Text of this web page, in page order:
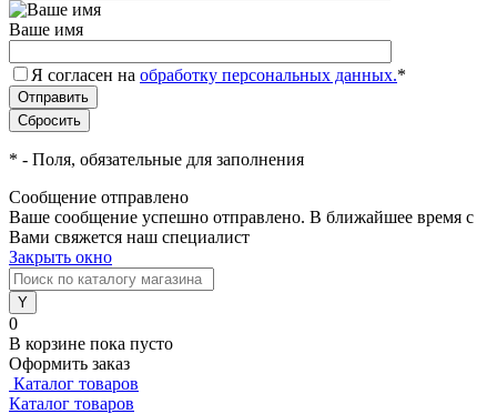
Ваше имя
Я согласен на обработку персональных данных.*
* - Поля, обязательные для заполнения
Сообщение отправлено
Ваше сообщение успешно отправлено. В ближайшее время с
Вами свяжется наш специалист
Закрыть окно
0
В корзине пока пусто
Оформить заказ
Каталог товаров
Каталог товаров